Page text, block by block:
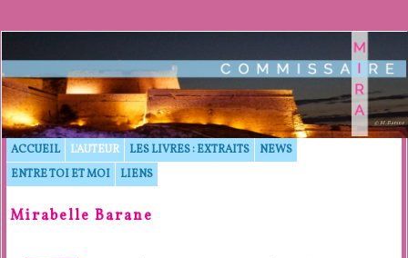
© M. Barane
ACCUEIL L'AUTEUR LES LIVRES : EXTRAITS
NEWS
ENTRE TOI ET MOI
LIENS
Mirabelle Barane